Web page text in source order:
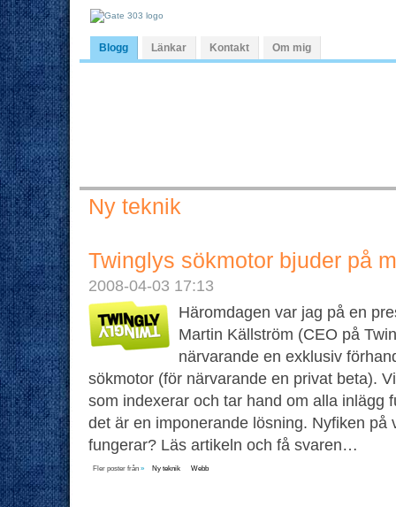
Blogg Länkar Kontakt Om mig
Ny teknik
Twinglys sökmotor bjuder på
2008-04-03 17:13
Häromdagen var jag på en
Martin Källström (CEO på
närvarande en exklusiv
sökmotor (för närvarande en privat beta).
som indexerar och tar hand om alla inlägg
det är en imponerande lösning. Nyfiken på
fungerar? Läs artikeln och få svaren…
Fler poster från » Ny teknik Webb